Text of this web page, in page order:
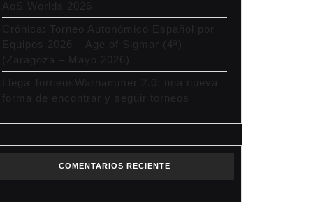
AoS Worlds 2026
Crónica: Torneo Autonómico Español por
Equipos 2026 – Age of Sigmar (4ª) –
(Zaragoza – Mayo 2026)
Llega TorneosWarhammer 2.0: una nueva
forma de encontrar y seguir torneos
COMENTARIOS RECIENTE